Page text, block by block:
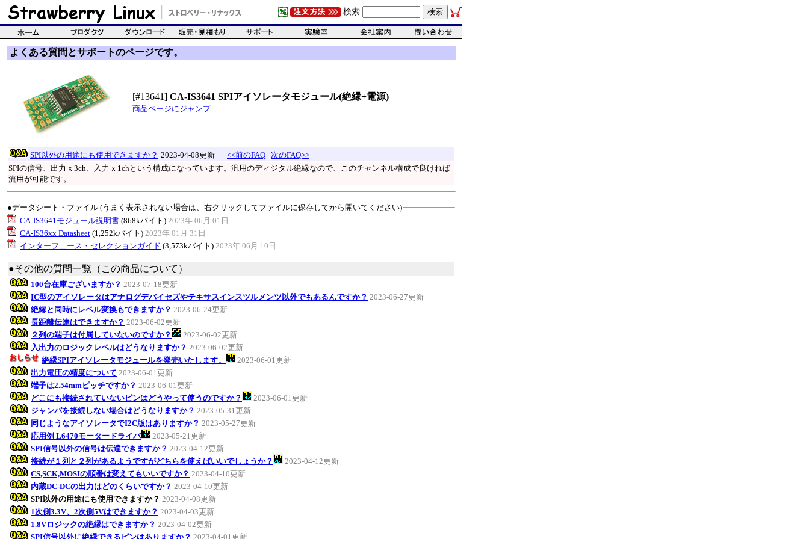
検索
よくある質問とサポートのページです。
[#13641] CA-IS3641 SPIアイソレータモジュール(絶縁+電源)
商品ページにジャンプ
SPI以外の用途にも使用できますか？ 2023-04-08更新 <<前のFAQ | 次のFAQ>>
SPIの信号、出力ｘ3ch、入力ｘ1chという構成になっています。汎用のディジタル絶縁なので、このチャンネル構成で良ければ
流用が可能です。
●データシート・ファイル (うまく表示されない場合は、右クリックしてファイルに保存してから開いてください)
CA-IS3641モジュール説明書 (868kバイト) 2023年 06月 01日
CA-IS36xx Datasheet (1,252kバイト) 2023年 01月 31日
インターフェース・セレクションガイド (3,573kバイト) 2023年 06月 10日
●その他の質問一覧（この商品について）
100台在庫ございますか？ 2023-07-18更新
IC型のアイソレータはアナログデバイセズやテキサスインスツルメンツ以外でもあるんですか？ 2023-06-27更新
絶縁と同時にレベル変換もできますか？ 2023-06-24更新
長距離伝達はできますか？ 2023-06-02更新
２列の端子は付属していないのですか？
2023-06-02更新
入出力のロジックレベルはどうなりますか？ 2023-06-02更新
絶縁SPIアイソレータモジュールを発売いたします。
2023-06-01更新
出力電圧の精度について 2023-06-01更新
端子は2.54mmピッチですか？ 2023-06-01更新
どこにも接続されていないピンはどうやって使うのですか？
2023-06-01更新
ジャンパを接続しない場合はどうなりますか？ 2023-05-31更新
同じようなアイソレータでI2C版はありますか？ 2023-05-27更新
応用例 L6470モータードライバ
2023-05-21更新
SPI信号以外の信号は伝達できますか？ 2023-04-12更新
接続が１列と２列があるようですがどちらを使えばいいでしょうか？
2023-04-12更新
CS,SCK,MOSIの順番は変えてもいいですか？ 2023-04-10更新
内蔵DC-DCの出力はどのくらいですか？ 2023-04-10更新
SPI以外の用途にも使用できますか？ 2023-04-08更新
1次側3.3V、2次側5Vはできますか？ 2023-04-03更新
1.8Vロジックの絶縁はできますか？ 2023-04-02更新
SPI信号以外に絶縁できるピンはありますか？ 2023-04-01更新